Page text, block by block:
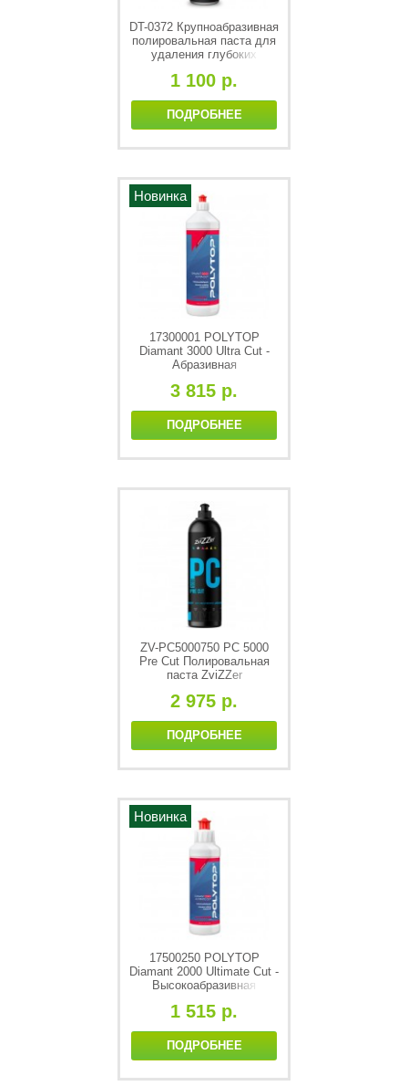
DT-0372 Крупноабразивная
полировальная паста для
удаления глубоких
250 мл
1 100 р.
ПОДРОБНЕЕ
Новинка
17300001 POLYTOP
Diamant 3000 Ultra Cut -
Абразивная
(P1500), 1L
3 815 р.
ПОДРОБНЕЕ
ZV-PC5000750 PC 5000
Pre Cut Полировальная
паста ZviZZer
2 975 р.
ПОДРОБНЕЕ
Новинка
17500250 POLYTOP
Diamant 2000 Ultimate Cut -
Высокоабразивная
(P1000), 250ml
1 515 р.
ПОДРОБНЕЕ